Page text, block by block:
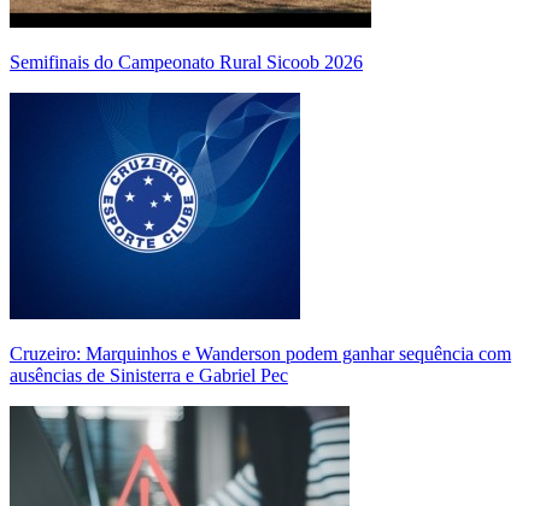
Semifinais do Campeonato Rural Sicoob 2026
Cruzeiro: Marquinhos e Wanderson podem ganhar sequência com
ausências de Sinisterra e Gabriel Pec